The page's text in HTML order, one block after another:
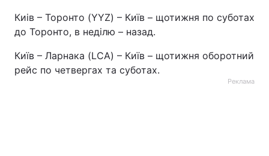
Киів – Торонто (YYZ) – Київ – щотижня по суботах
до Торонто, в неділю – назад.
Київ – Ларнака (LCA) – Київ – щотижня оборотний
рейс по четвергах та суботах.
Реклама